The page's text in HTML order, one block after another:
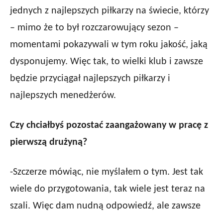
jednych z najlepszych piłkarzy na świecie, którzy
– mimo że to był rozczarowujący sezon –
momentami pokazywali w tym roku jakość, jaką
dysponujemy. Więc tak, to wielki klub i zawsze
będzie przyciągał najlepszych piłkarzy i
najlepszych menedżerów.
Czy chciałbyś pozostać zaangażowany w pracę z
pierwszą drużyną?
-Szczerze mówiąc, nie myślałem o tym. Jest tak
wiele do przygotowania, tak wiele jest teraz na
szali. Więc dam nudną odpowiedź, ale zawsze